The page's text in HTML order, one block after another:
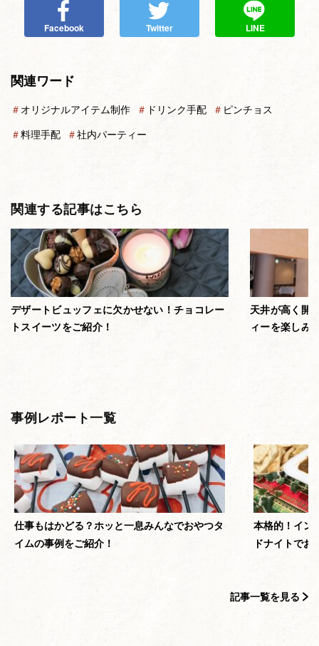
Facebook Twitter LINE
関連ワード
＃ オリジナルアイテム制作 ＃ ドリンク手配 ＃ ピンチョス
＃料理手配 ＃社内パーティー
関連する記事はこちら
デザートビュッフェに欠かせない！チョコレー
トスイーツをご紹介！
天井が高く開
ィーを楽しみ
事例レポート一覧
仕事もはかどる？ホッと一息みんなでおやつタ
イムの事例をご紹介！
本格的！イン
ドナイトで
記事一覧を見る